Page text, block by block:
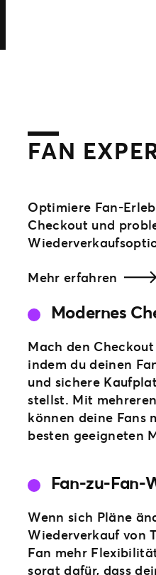
FAN
Optimiere Fan-
Checkout und
Mehr erfahren
Modernes
Mach den
indem du deinen
und sichere
stellst. Mit
können deine Fans
besten geeigneten
Fan-zu-Fan-
Wenn sich Pläne
Wiederverkauf von
Fan mehr
sorgt dafür, dass